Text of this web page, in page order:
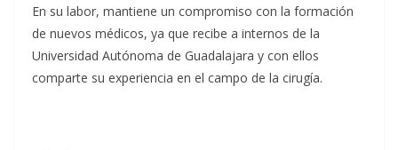
En su labor, mantiene un compromiso con la formación
de nuevos médicos, ya que recibe a internos de la
Universidad Autónoma de Guadalajara y con ellos
comparte su experiencia en el campo de la cirugía.